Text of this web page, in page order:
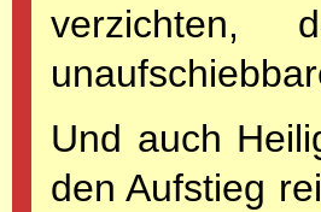
verzichten,
Und auch
den Aufstieg